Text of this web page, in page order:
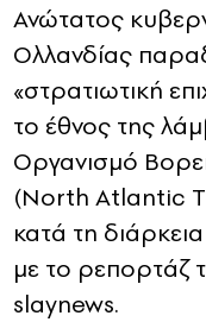
Ανώτατος
Ολλανδίας
«στρατιωτική
το έθνος της
Οργανισμό
(North Atlantic
κατά τη
με το ρεπορτάζ
slaynews.